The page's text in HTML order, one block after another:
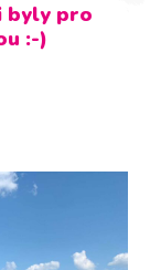
byly pro
:-)